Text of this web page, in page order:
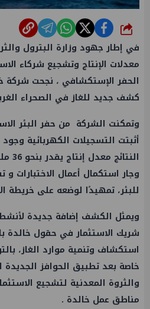
شارك
في إطار جهود وزارة البترول
معدلات الإنتاج وتشجيع شركاء
الحفر الإستكشافي ، نجحت شركة
كشف جديد للغاز في الصحراء
أثبتت التسجيلات الكهربائية
النتائج معدل إنتاج يقدر بنحو 36 مليون قدم مكعب
وجار استكمال أعمال الاختبارات و
للبئر، تمهيدًا لوضعه على خريطة
ويمثل الكشف إضافة جديدة
شريك الاستثمار في حقول خالدة
استكشاف وتنمية موارد الغاز،
خاصة بعد تطبيق الحوافز الجديدة
والثروة المعدنية لتشجيع
مناطق عمل خالدة .